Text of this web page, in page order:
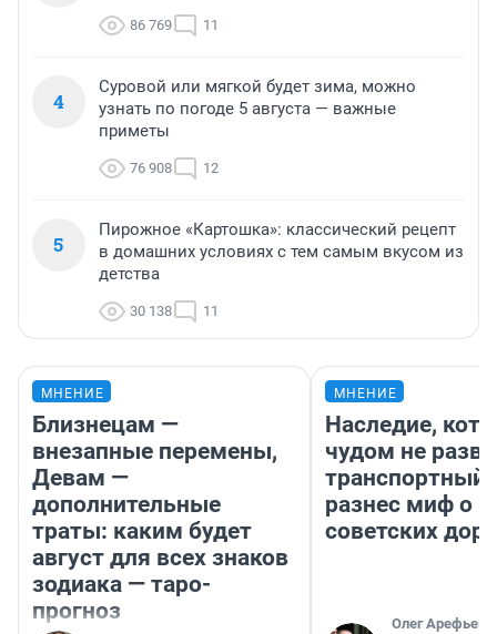
86 769 11
4
Суровой или мягкой будет зима, можно
узнать по погоде 5 августа — важные
приметы
76 908 12
5
Пирожное «Картошка»: классический рецепт
в домашних условиях с тем самым вкусом из
детства
30 138 11
МНЕНИЕ
Близнецам —
внезапные перемены,
Девам —
дополнительные
траты: каким будет
август для всех знаков
зодиака — таро-
прогноз
МНЕНИЕ
Наследие,
чудом не
транспортный
разнес миф о
советских
Олег Арефьев